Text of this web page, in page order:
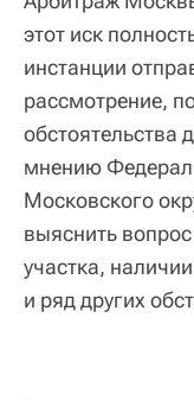
этот иск
инстанции
рассмотрение,
обстоятельства
мнению
Московского
выяснить
участка,
и ряд других